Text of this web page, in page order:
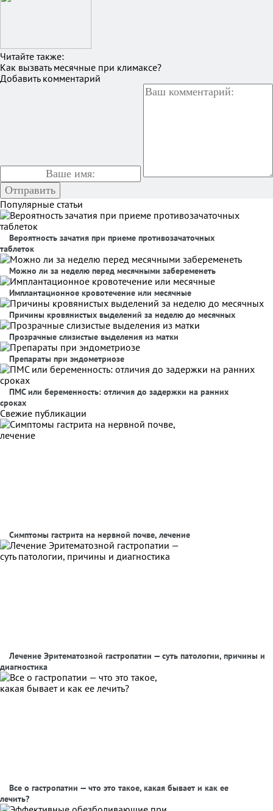
Читайте также:
Как вызвать месячные при климаксе?
Добавить комментарий
Популярные статьи
Вероятность зачатия при приеме противозачаточных
таблеток
Можно ли за неделю перед месячными забеременеть
Имплантационное кровотечение или месячные
Причины кровянистых выделений за неделю до месячных
Прозрачные слизистые выделения из матки
Препараты при эндометриозе
ПМС или беременность: отличия до задержки на ранних
сроках
Свежие публикации
Симптомы гастрита на нервной почве, лечение
Лечение Эритематозной гастропатии — суть патологии, причины и
диагностика
Все о гастропатии — что это такое, какая бывает и как ее
лечить?